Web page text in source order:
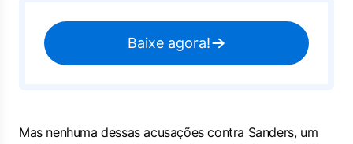
Baixe agora!
Mas nenhuma dessas acusações contra Sanders, um